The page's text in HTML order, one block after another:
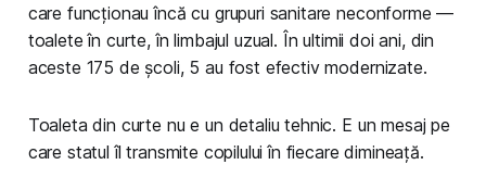
care funcționau încă cu grupuri sanitare neconforme —
toalete în curte, în limbajul uzual. În ultimii doi ani, din
aceste 175 de școli, 5 au fost efectiv modernizate.
Toaleta din curte nu e un detaliu tehnic. E un mesaj pe
care statul îl transmite copilului în fiecare dimineață.